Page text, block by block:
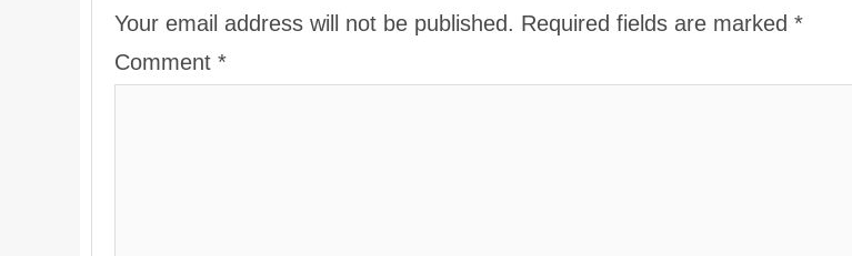
Your email address will not be published. Required fields are marked *
Comment *